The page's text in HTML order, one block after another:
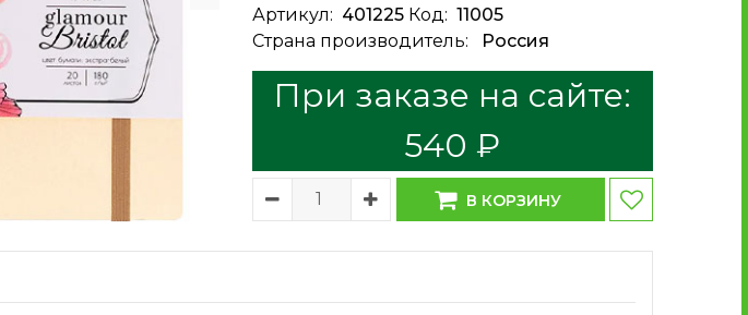
Артикул: 401225Код: 11005
Страна производитель:
Россия
При заказе на сайте:
540 ₽
В КОРЗИНУ